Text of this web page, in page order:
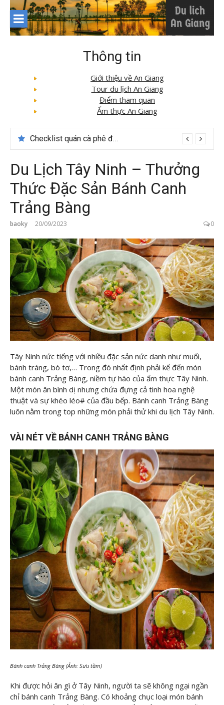
Skip
content
Thông tin
Giới thiệu về An Giang
Tour du lịch An Giang
Điểm tham quan
Ẩm thực An Giang
Du lịch Sapa: Khám phá bản Ý Linh Hồ độc đáo giữa Tây Bắc
Checklist quán cà phê đẹp dịp 2/9 ở Đà Lạt nên ghé
Du Lịch Tây Ninh – Thưởng
Thức Đặc Sản Bánh Canh
Trảng Bàng
baoky 20/09/2023 0
Tây Ninh nức tiếng với nhiều đặc sản nức danh như muối,
bánh tráng, bò tơ,… Trong đó nhất định phải kể đến món
bánh canh Trảng Bàng, niềm tự hào của ẩm thực Tây Ninh.
Một món ăn bình dị nhưng chứa đựng cả tinh hoa nghệ
thuật và sự khéo léo# của đầu bếp. Bánh canh Trảng Bàng
luôn nằm trong top những món phải thử khi du lịch Tây Ninh.
VÀI NÉT VỀ BÁNH CANH TRẢNG BÀNG
Bánh canh Trảng Bàng (Ảnh: Sưu tầm)
Khi được hỏi ăn gì ở Tây Ninh, người ta sẽ không ngại ngần
chỉ bánh canh Trảng Bàng. Có khoảng chục loại món bánh